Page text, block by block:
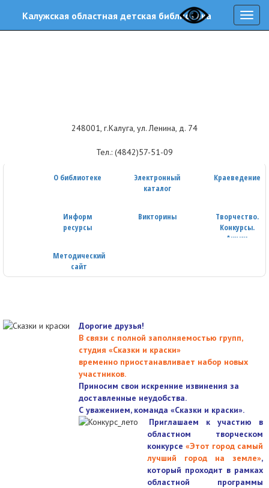
Калужская областная детская библиотека
248001, г.Калуга, ул. Ленина, д. 74
Тел.: (4842)57-51-09
О библиотеке
Электронный
каталог
Краеведение
Информ
ресурсы
Викторины
Творчество.
Конкурсы.
Акции
Методический
сайт
Дорогие друзья!
В связи с полной заполняемостью групп,
студия «Сказки и краски»
временно приостанавливает набор новых
участников.
Приносим свои искренние извинения за
доставленные неудобства.
С уважением, команда «Сказки и краски».
Приглашаем к участию в
областном творческом
конкурсе «Этот город самый
лучший город на земле»,
который проходит в рамках
областной программы